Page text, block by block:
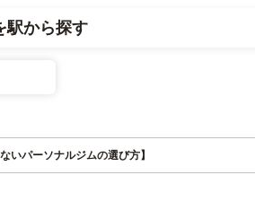
駅から探す
いパーソナルジムの選び方】